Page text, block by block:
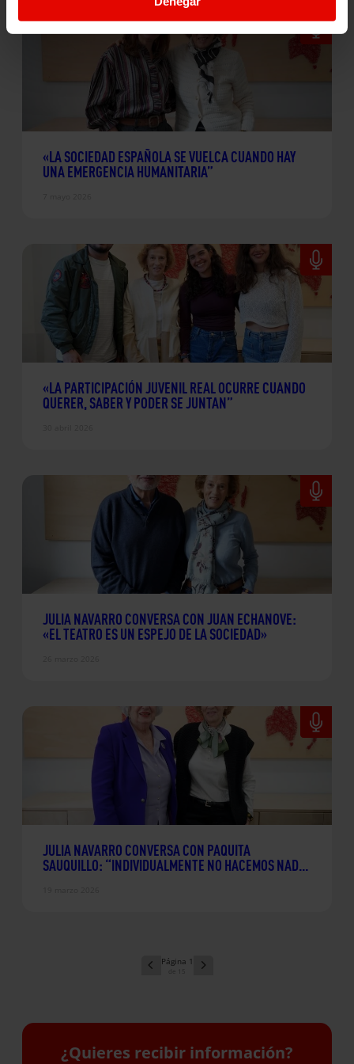
«LA SOCIEDAD ESPAÑOLA SE VUELCA CUANDO HAY
UNA EMERGENCIA HUMANITARIA”
«LA PARTICIPACIÓN JUVENIL REAL OCURRE CUANDO
QUERER, SABER Y PODER SE JUNTAN”
JULIA NAVARRO CONVERSA CON JUAN ECHANOVE:
«EL TEATRO ES UN ESPEJO DE LA SOCIEDAD»
JULIA NAVARRO CONVERSA CON PAQUITA
SAUQUILLO: “INDIVIDUALMENTE NO HACEMOS NADA,
1
¿Quieres recibir información?